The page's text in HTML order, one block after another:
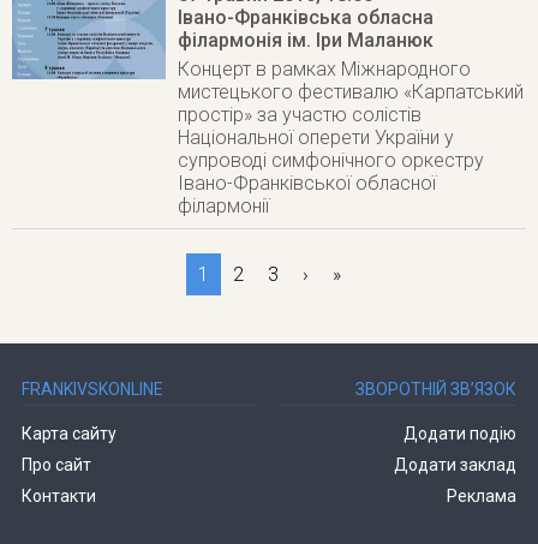
Івано-Франківська обласна
філармонія ім. Іри Маланюк
Концерт в рамках Міжнародного
мистецького фестивалю «Карпатський
простір» за участю солістів
Національної оперети України у
супроводі симфонічного оркестру
Івано-Франківської обласної
філармонії
1 2 3 › »
FRANKIVSKONLINE
Карта сайту
Про сайт
Контакти
ЗВОРОТНІЙ ЗВ’ЯЗОК
Додати подію
Додати заклад
Реклама